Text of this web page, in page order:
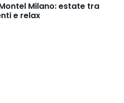
Milano: estate tra
e relax